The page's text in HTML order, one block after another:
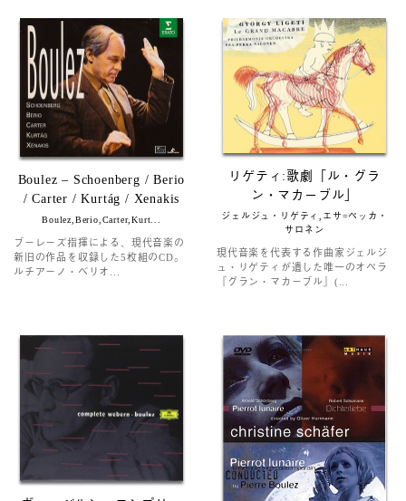
Boulez ‎– Schoenberg / Berio
/ Carter / Kurtág / Xenakis
Boulez,Berio,Carter,Kurt...
ブーレーズ指揮による、現代音楽の
新旧の作品を収録した5枚組のCD。
ルチアーノ・ベリオ...
リゲティ:歌劇「ル・グラ
ン・マカーブル」
ジェルジュ・リゲティ,エサ=ペッカ・
サロネン
現代音楽を代表する作曲家ジェルジ
ュ・リゲティが遺した唯一のオペラ
『グラン・マカーブル』(...